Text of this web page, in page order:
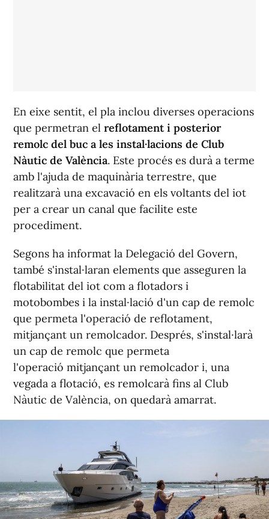
En eixe sentit, el pla inclou diverses operacions
que permetran el reflotament i posterior
remolc del buc a les instal·lacions de Club
Nàutic de València. Este procés es durà a terme
amb l'ajuda de maquinària terrestre, que
realitzarà una excavació en els voltants del iot
per a crear un canal que facilite este
procediment.
Segons ha informat la Delegació del Govern,
també s'instal·laran elements que asseguren la
flotabilitat del iot com a flotadors i
motobombes i la instal·lació d'un cap de remolc
que permeta l'operació de reflotament,
mitjançant un remolcador. Després, s'instal·larà
un cap de remolc que permeta
l'operació mitjançant un remolcador i, una
vegada a flotació, es remolcarà fins al Club
Nàutic de València, on quedarà amarrat.